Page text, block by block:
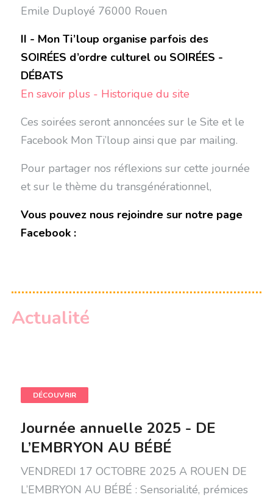
Emile Duployé 76000 Rouen
II - Mon Ti’loup organise parfois des
SOIRÉES d’ordre culturel ou SOIRÉES -
DÉBATS
En savoir plus - Historique du site
Ces soirées seront annoncées sur le Site et le
Facebook Mon Ti’loup ainsi que par mailing.
Pour partager nos réflexions sur cette journée
et sur le thème du transgénérationnel,
Vous pouvez nous rejoindre sur notre page
Facebook :
Actualité
DÉCOUVRIR
Journée annuelle 2025 - DE
L’EMBRYON AU BÉBÉ
VENDREDI 17 OCTOBRE 2025 A ROUEN DE
L’EMBRYON AU BÉBÉ : Sensorialité, prémices